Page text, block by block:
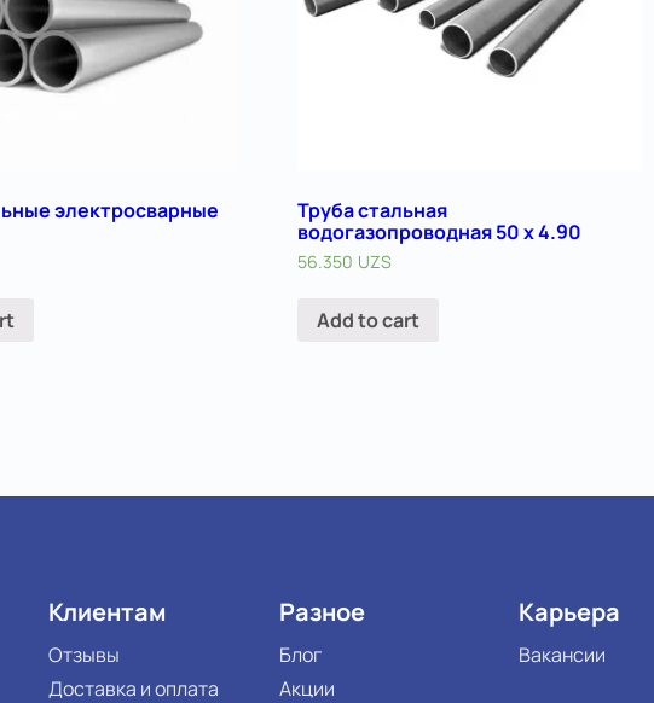
электросварные
Труба стальная
водогазопроводная 50 х 4.90
56.350 UZS
Add to cart
Клиентам
Отзывы
Доставка и оплата
Разное
Блог
Акции
Карьера
Вакансии